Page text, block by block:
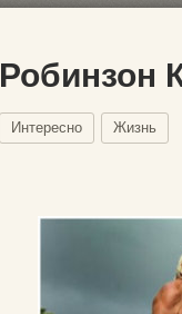
Робинзон
Интересно Жизнь